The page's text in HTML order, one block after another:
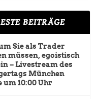
BEITRÄGE
Sie als Trader
müssen, egoistisch
– Livestream des
München
um 10:00 Uhr